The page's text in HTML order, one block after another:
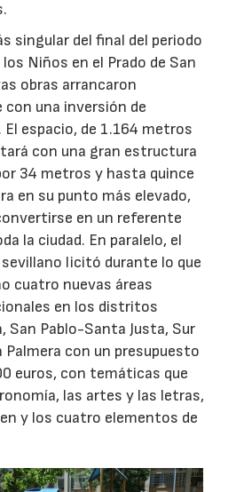
singular del final del periodo
los Niños en el Prado de San
obras arrancaron
una inversión de
El espacio, de 1.164 metros
con una gran estructura
34 metros y hasta quince
en su punto más elevado,
en un referente
la ciudad. En paralelo, el
licitó durante lo que
cuatro nuevas áreas
en los distritos
San Pablo-Santa Justa, Sur
con un presupuesto
euros, con temáticas que
las artes y las letras,
y los cuatro elementos de